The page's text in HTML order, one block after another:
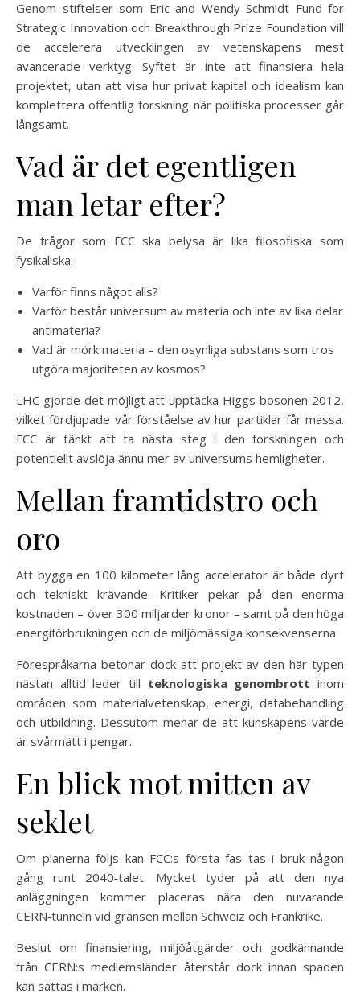
Genom stiftelser som Eric and Wendy Schmidt Fund for
Strategic Innovation och Breakthrough Prize Foundation vill
de accelerera utvecklingen av vetenskapens mest
avancerade verktyg. Syftet är inte att finansiera hela
projektet, utan att visa hur privat kapital och idealism kan
komplettera offentlig forskning när politiska processer går
långsamt.
Vad är det egentligen
man letar efter?
De frågor som FCC ska belysa är lika filosofiska som
fysikaliska:
Varför finns något alls?
Varför består universum av materia och inte av lika delar
antimateria?
Vad är mörk materia – den osynliga substans som tros
utgöra majoriteten av kosmos?
LHC gjorde det möjligt att upptäcka Higgs‑bosonen 2012,
vilket fördjupade vår förståelse av hur partiklar får massa.
FCC är tänkt att ta nästa steg i den forskningen och
potentiellt avslöja ännu mer av universums hemligheter.
Mellan framtidstro och
oro
Att bygga en 100 kilometer lång accelerator är både dyrt
och tekniskt krävande. Kritiker pekar på den enorma
kostnaden – över 300 miljarder kronor – samt på den höga
energiförbrukningen och de miljömässiga konsekvenserna.
Förespråkarna betonar dock att projekt av den här typen
nästan alltid leder till teknologiska genombrott inom
områden som materialvetenskap, energi, databehandling
och utbildning. Dessutom menar de att kunskapens värde
är svårmätt i pengar.
En blick mot mitten av
seklet
Om planerna följs kan FCC:s första fas tas i bruk någon
gång runt 2040‑talet. Mycket tyder på att den nya
anläggningen kommer placeras nära den nuvarande
CERN‑tunneln vid gränsen mellan Schweiz och Frankrike.
Beslut om finansiering, miljöåtgärder och godkännande
från CERN:s medlemsländer återstår dock innan spaden
kan sättas i marken.